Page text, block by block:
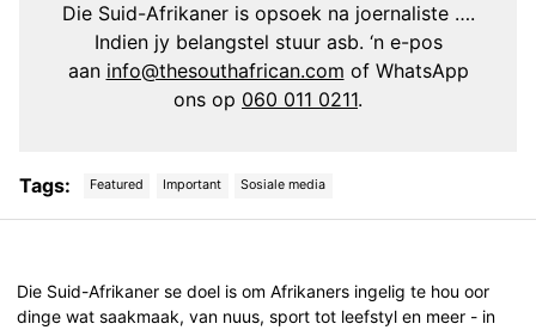
Die Suid-Afrikaner is opsoek na joernaliste ….
Indien jy belangstel stuur asb. ‘n e-pos
aan info@thesouthafrican.com of WhatsApp
ons op 060 011 0211.
Tags: Featured Important Sosiale media
Die Suid-Afrikaner se doel is om Afrikaners ingelig te hou oor
dinge wat saakmaak, van nuus, sport tot leefstyl en meer - in